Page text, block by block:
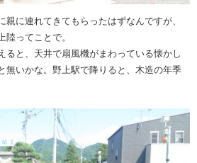
親に連れてきてもらったはずなんですが、
陸ってことで。
ると、天井で扇風機がまわっている懐かし
無いかな。野上駅で降りると、木造の年季